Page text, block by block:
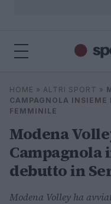
Cerca
HOME » ALTRI SPORT »
CAMPAGNOLA INSIEME
FEMMINILE
Modena
Campagnola
debutto in
Modena Volley ha